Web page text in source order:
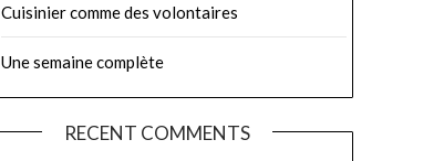
Cuisinier comme des volontaires
Une semaine complète
RECENT COMMENTS